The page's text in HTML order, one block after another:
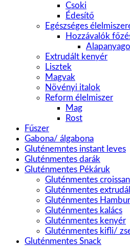
Csoki
Édesítő
Egészséges
Hozzávalók
Extrudált kenyér
Lisztek
Magvak
Növényi italok
Reform élelmiszer
Mag
Rost
Fűszer
Gabona/ álgabona
Gluténemntes instant leves
Gluténmentes darák
Gluténmentes Pékáruk
Gluténmentes
Gluténmentes
Gluténmentes
Gluténmentes kalács
Gluténmentes kenyér
Gluténmentes kifli/
Gluténmentes Snack